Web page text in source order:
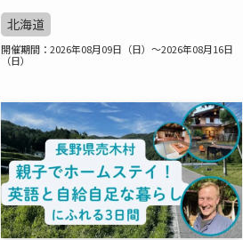
北海道
開催期間：2026年08月09日（日）～2026年08月16日
（日）